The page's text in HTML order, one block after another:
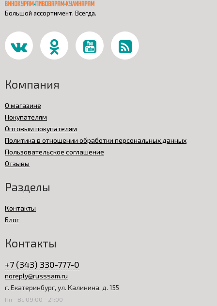
Большой ассортимент. Всегда.
Компания
О магазине
Покупателям
Оптовым покупателям
Политика в отношении обработки персональных данных
Пользовательское соглашение
Отзывы
Разделы
Контакты
Блог
Контакты
+7 (343) 330-777-0
noreply@russsam.ru
г. Екатеринбург, ул. Калинина, д. 155
Пн—Вс 09:00—21:00